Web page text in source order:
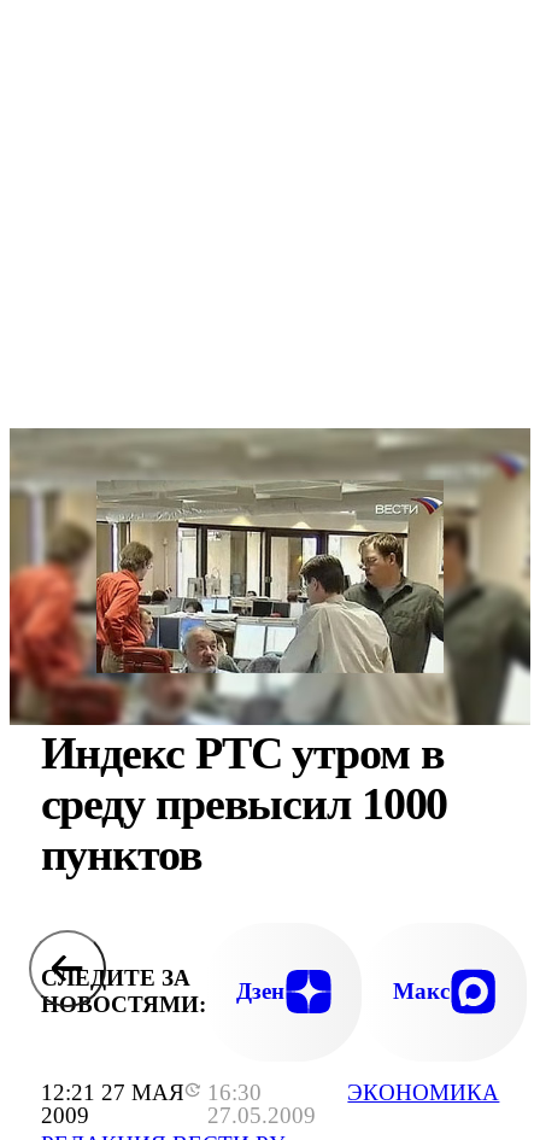
12:21 27 МАЯ
2009
16:30
27.05.2009
ЭКОНОМИКА
Индекс РТС утром в
среду превысил 1000
пунктов
СЛЕДИТЕ ЗА
НОВОСТЯМИ:
Дзен Макс